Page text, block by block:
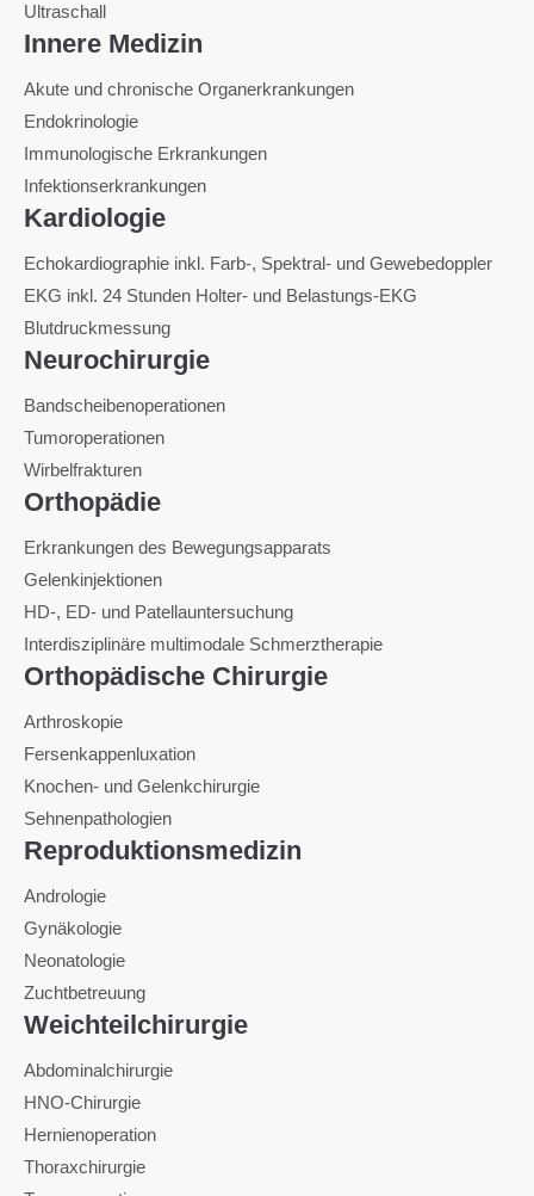
Ultraschall
Innere Medizin
Akute und chronische Organerkrankungen
Endokrinologie
Immunologische Erkrankungen
Infektionserkrankungen
Kardiologie
Echokardiographie inkl. Farb-, Spektral- und Gewebedoppler
EKG inkl. 24 Stunden Holter- und Belastungs-EKG
Blutdruckmessung
Neurochirurgie
Bandscheibenoperationen
Tumoroperationen
Wirbelfrakturen
Orthopädie
Erkrankungen des Bewegungsapparats
Gelenkinjektionen
HD-, ED- und Patellauntersuchung
Interdisziplinäre multimodale Schmerztherapie
Orthopädische Chirurgie
Arthroskopie
Fersenkappenluxation
Knochen- und Gelenkchirurgie
Sehnenpathologien
Reproduktionsmedizin
Andrologie
Gynäkologie
Neonatologie
Zuchtbetreuung
Weichteilchirurgie
Abdominalchirurgie
HNO-Chirurgie
Hernienoperation
Thoraxchirurgie